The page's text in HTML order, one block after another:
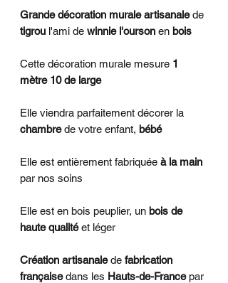
Grande décoration murale artisanalede
tigrou l'ami de winnie l'ourson en bois
Cette décoration murale mesure 1
mètre 10 de large
Elle viendra parfaitement décorer la
chambrede votre enfant, bébé
Elle est entièrement fabriquée à la main
par nos soins
Elle est en bois peuplier, un bois de
haute qualitéet léger
Création artisanalede fabrication
françaisedans les Hauts-de-Francepar